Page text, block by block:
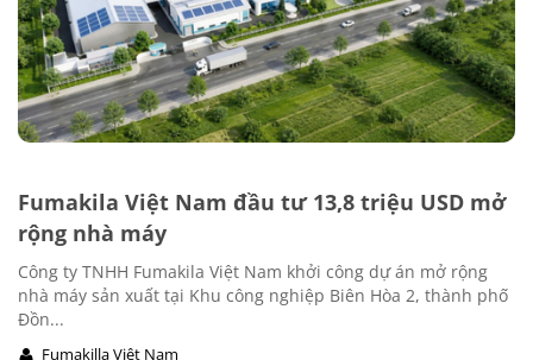
Fumakila Việt Nam đầu tư 13,8 triệu USD mở
rộng nhà máy
Công ty TNHH Fumakila Việt Nam khởi công dự án mở rộng
nhà máy sản xuất tại Khu công nghiệp Biên Hòa 2, thành phố
Đồn...
Fumakilla Việt Nam